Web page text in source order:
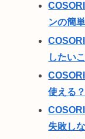
ンの簡
したい
使える
失敗し